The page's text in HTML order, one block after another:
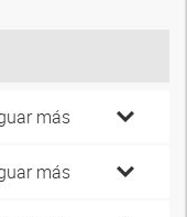
más
más